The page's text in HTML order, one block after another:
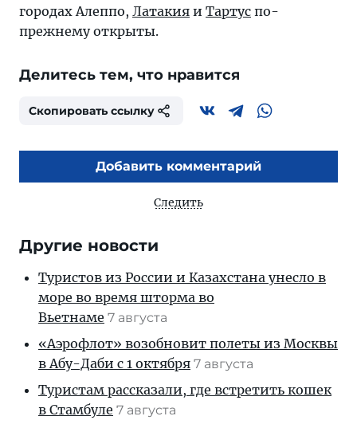
городах Алеппо, Латакия и Тартус по-
прежнему открыты.
Делитесь тем, что нравится
Скопировать ссылку
Добавить комментарий
Следить
Другие новости
Туристов из России и Казахстана унесло в
море во время шторма во
Вьетнаме 7 августа
«Аэрофлот» возобновит полеты из Москвы
в Абу-Даби с 1 октября 7 августа
Туристам рассказали, где встретить кошек
в Стамбуле 7 августа